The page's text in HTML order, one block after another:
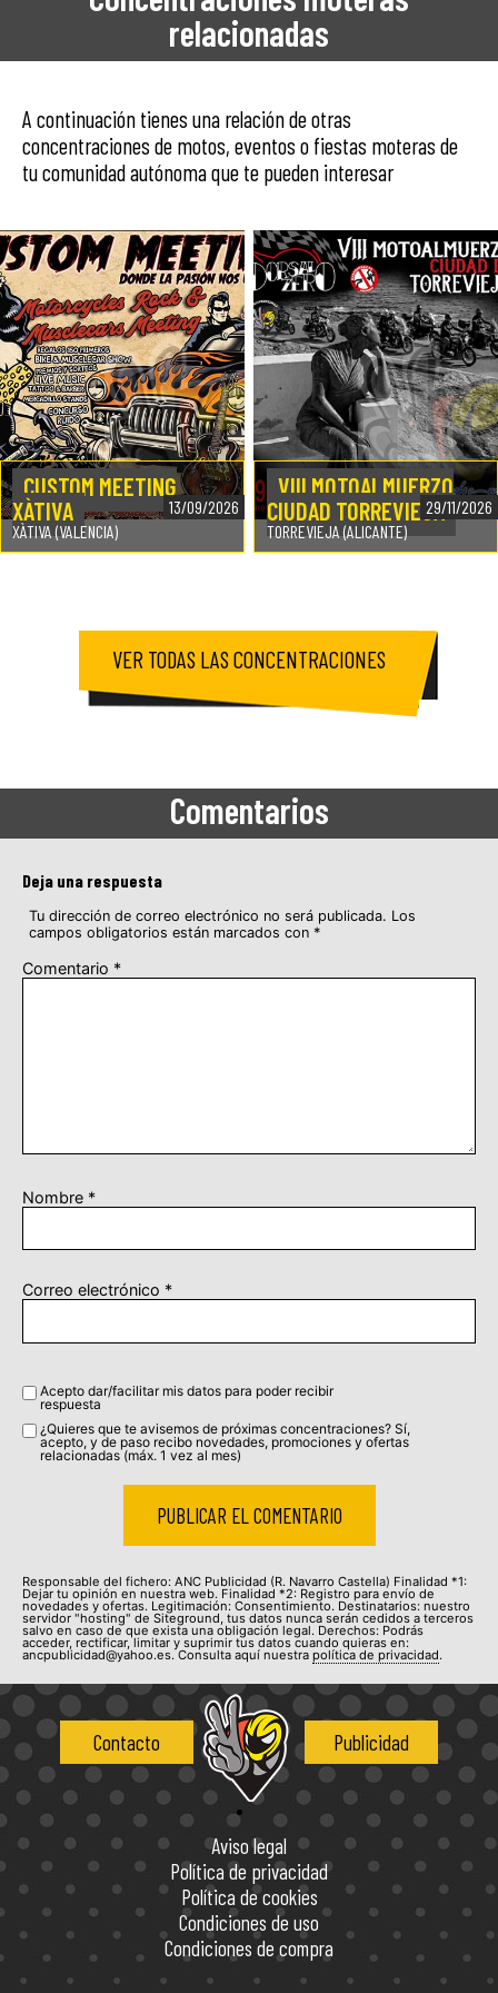
relacionadas
A continuación tienes una relación de otras
concentraciones de motos, eventos o fiestas moteras de
tu comunidad autónoma que te pueden interesar
CUSTOM MEETING
XÀTIVA
XÀTIVA (VALENCIA)
13/09/2026
VIII MOTOALMUERZO
CIUDAD TORREVIEJA
TORREVIEJA (ALICANTE)
29/11/2026
VER TODAS LAS CONCENTRACIONES
Comentarios
Deja una respuesta
Tu dirección de correo electrónico no será publicada. Los
campos obligatorios están marcados con *
Comentario *
Nombre *
Correo electrónico *
Acepto dar/facilitar mis datos para poder recibir
respuesta
¿Quieres que te avisemos de próximas concentraciones? Sí,
acepto, y de paso recibo novedades, promociones y ofertas
relacionadas (máx. 1 vez al mes)
Responsable del fichero: ANC Publicidad (R. Navarro Castella) Finalidad *1:
Dejar tu opinión en nuestra web. Finalidad *2: Registro para envío de
novedades y ofertas. Legitimación: Consentimiento. Destinatarios: nuestro
servidor "hosting" de Siteground, tus datos nunca serán cedidos a terceros
salvo en caso de que exista una obligación legal. Derechos: Podrás
acceder, rectificar, limitar y suprimir tus datos cuando quieras en:
ancpublicidad@yahoo.es. Consulta aquí nuestra política de privacidad.
Contacto Publicidad
Aviso legal
Política de privacidad
Política de cookies
Condiciones de uso
Condiciones de compra